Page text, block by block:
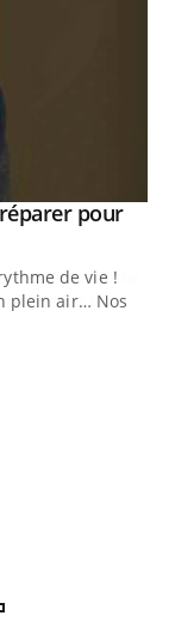
pour
de vie !
plein air… Nos